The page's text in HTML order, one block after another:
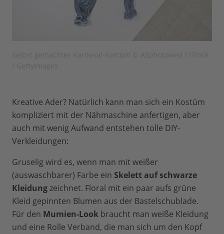
Kreative Ader? Natürlich kann man sich ein Kostüm
kompliziert mit der Nähmaschine anfertigen, aber
auch mit wenig Aufwand entstehen tolle DIY-
Verkleidungen:
Gruselig wird es, wenn man mit weißer
(auswaschbarer) Farbe ein Skelett auf schwarze
Kleidungzeichnet. Floral mit ein paar aufs grüne
Kleid gepinnten Blumen aus der Bastelschublade.
Für den Mumien-Look braucht man weiße Kleidung
und eine Rolle Verband, die man sich um den Kopf